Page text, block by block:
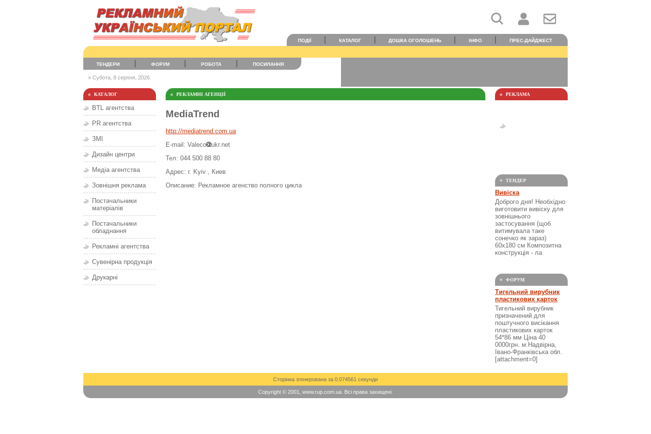
ПОДІЇ КАТАЛОГ ДОШКА ОГОЛОШЕНЬ ІНФО ПРЕС-ДАЙДЖЕСТ
ТЕНДЕРИ ФОРУМ РОБОТА ПОСИЛАННЯ
» Субота, 8 серпня, 2026.
КАТАЛОГ
BTL агентства
PR агентства
ЗМІ
Дизайн центри
Медіа агентства
Зовнішня реклама
Постачальники
матеріалів
Постачальники
обладнання
Рекламні агентства
Сувенірна продукція
Друкарні
РЕКЛАМНІ АГЕНЦІЇ
MediaTrend
http://mediatrend.com.ua
E-mail: Valeco
ukr.net
Тел: 044 500 88 80
Адрес: г. Kyiv , Киев
Описание: Рекламное агенство полного цикла
РЕКЛАМА
ТЕНДЕР
Вивіска
Доброго дня! Необхідно
виготовити вивіску для
зовнішнього
застосування (щоб
витимувала таке
сонечко як зараз)
60х180 см Композитна
конструкція - ла
ФОРУМ
Тигельний вирубник
пластикових карток
Тигельний вирубник
призначений для
поштучного висікання
пластикових карток
54*86 мм Ціна 40
0000грн. м.Надвірна,
Івано-Франківська обл.
[attachment=0]
Сторінка згенерована за 0.074561 секунди
Copyright © 2001, www.rup.com.ua. Всі права захищені.